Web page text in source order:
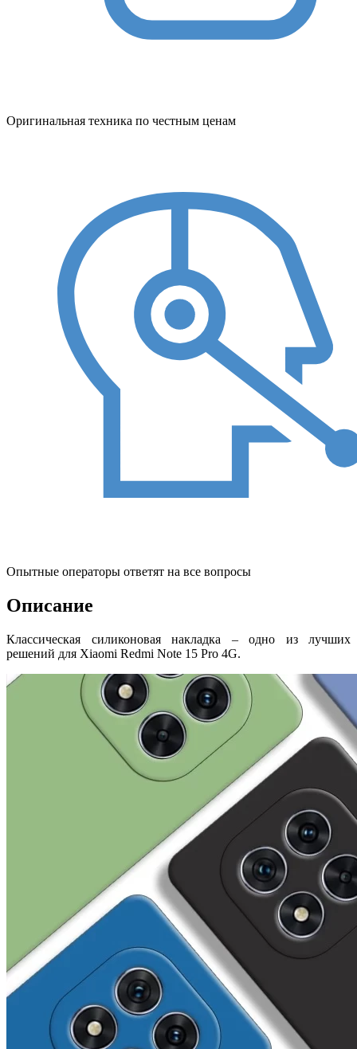
Оригинальная техника по честным ценам
Опытные операторы ответят на все вопросы
Описание
Классическая силиконовая накладка – одно из лучших
решений для Xiaomi Redmi Note 15 Pro 4G.